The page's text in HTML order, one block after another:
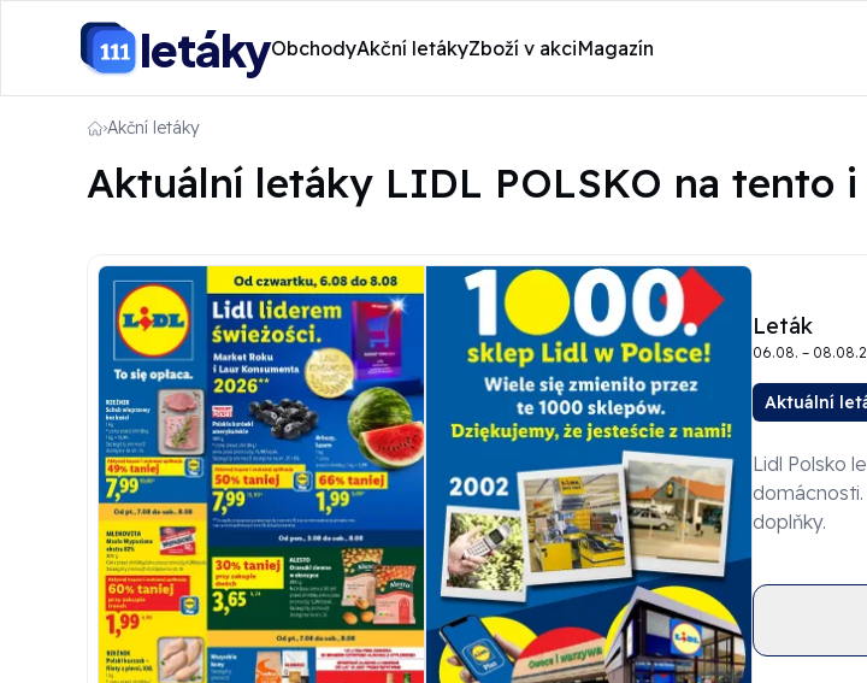
letákyObchodyAkční letákyZboží v akciMagazín
Akční letáky
Aktuální letáky LIDL POLSKO na tento
Leták
06.08. –
Aktuální
Lidl Polsko
doplňky.